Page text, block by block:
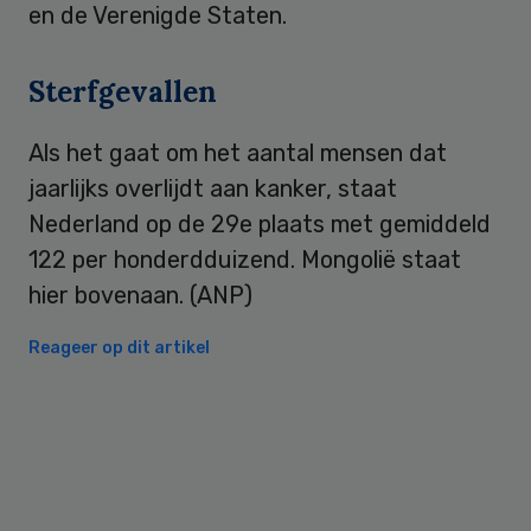
en de Verenigde Staten.
Sterfgevallen
Als het gaat om het aantal mensen dat
jaarlijks overlijdt aan kanker, staat
Nederland op de 29e plaats met gemiddeld
122 per honderdduizend. Mongolië staat
hier bovenaan. (ANP)
Reageer op dit artikel